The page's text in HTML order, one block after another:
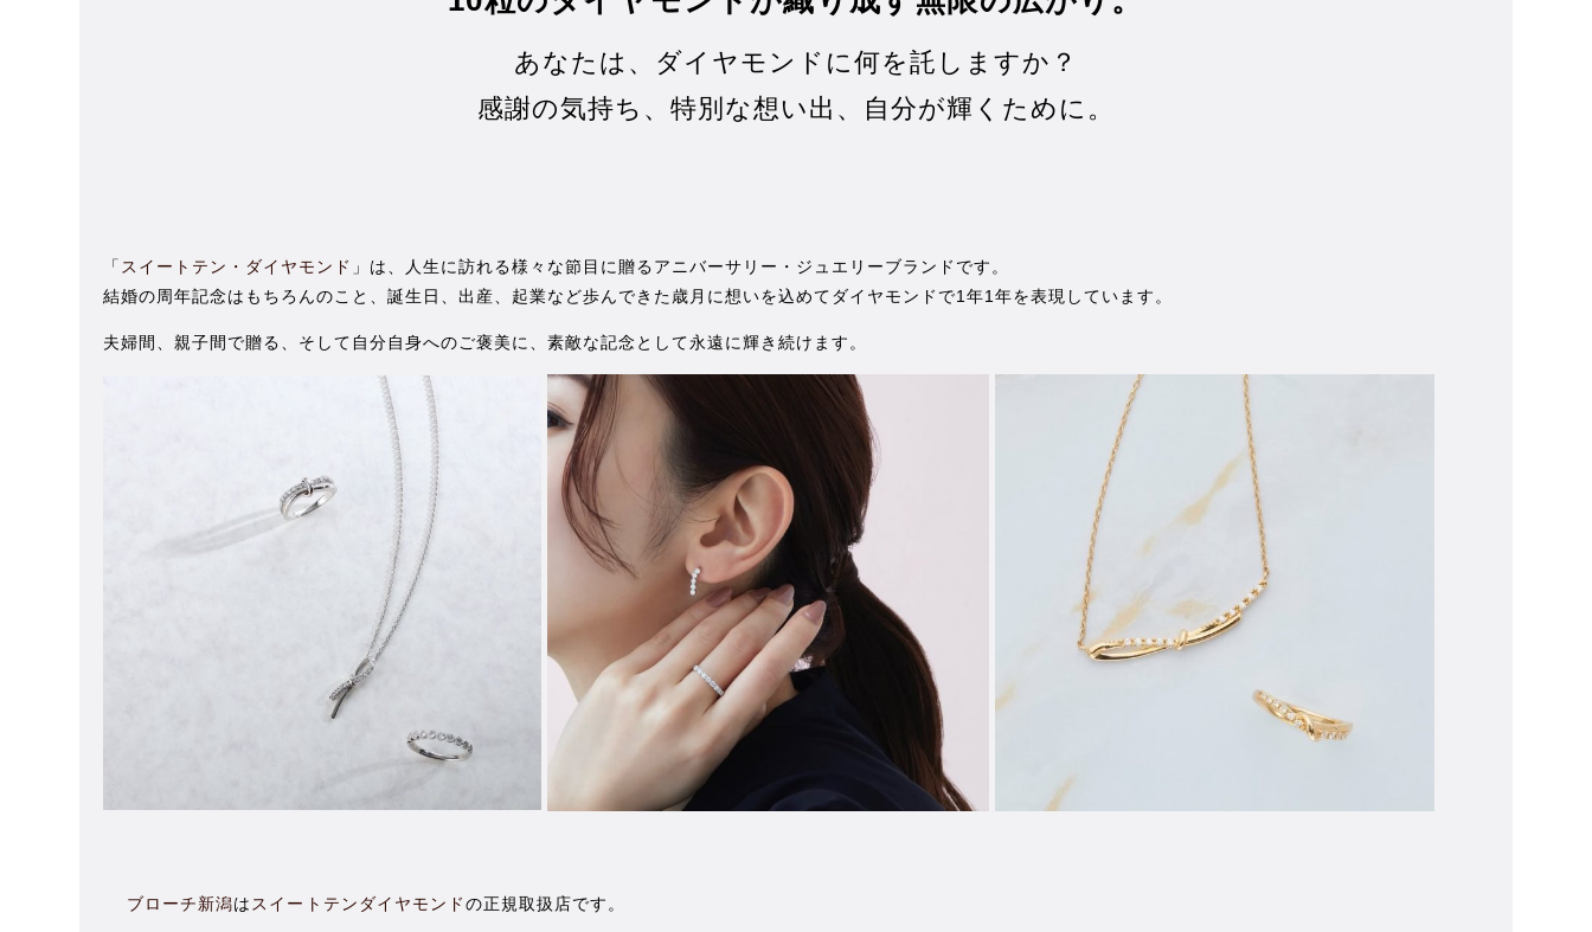
あなたは、ダイヤモンドに何を託しますか？
感謝の気持ち、特別な想い出、自分が輝くために。
「 スイートテン・ダイヤモンド 」は、人生に訪れる様々な節目に贈るアニバーサリー・ジュエリーブランドです。
結婚の周年記念はもちろんのこと、誕生日、出産、起業など歩んできた歳月に想いを込めてダイヤモンドで1年1年を表現しています。
夫婦間、親子間で贈る、そして自分自身へのご褒美に、素敵な記念として永遠に輝き続けます。
ブローチ新潟は スイートテンダイヤモンドの正規取扱店です。